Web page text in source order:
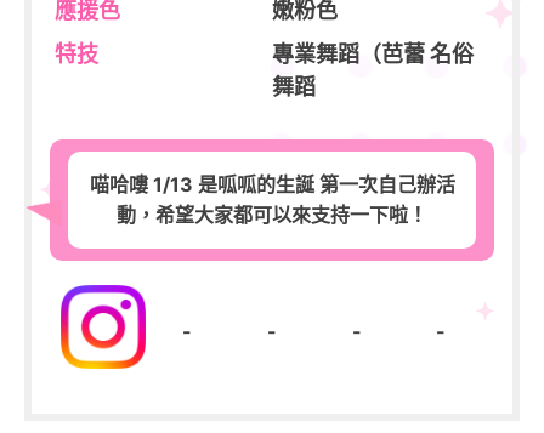
應援色
嫩粉色
特技
專業舞蹈（芭蕾 名俗
舞蹈
喵哈嘍 1/13 是呱呱的生誕 第一次自己辦活
動，希望大家都可以來支持一下啦！
- - - -